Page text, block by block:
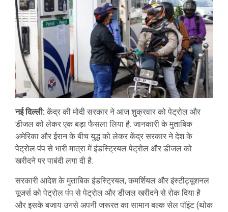
नई दिल्ली: केंद्र की मोदी सरकार ने आज शुक्रवार को पेट्रोल और
डीजल को लेकर एक बड़ा फैसला लिया है. जानकारी के मुताबिक
अमेरिका और ईरान के बीच युद्ध को लेकर केंद्र सरकार ने देश के
पेट्रोल पंप से भारी मात्रा में इंडस्ट्रियल पेट्रोल और डीजल को
खरीदने पर पाबंदी लगा दी है.
सरकारी आदेश के मुताबिक इंडस्ट्रियल, कमर्शियल और इंस्टीट्यूशनल
यूजर्स को पेट्रोल पंप से पेट्रोल और डीजल खरीदने से रोक दिया है
और इसके बजाय उनसे अपनी जरूरत का सामान बल्क सेल पॉइंट (थोक